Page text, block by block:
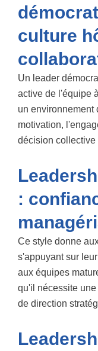
culture
Un leader
active de l'équipe
un environnement
motivation,
décision collective
:
Ce style donne
s'appuyant sur
aux équipes
qu'il nécessite
de direction